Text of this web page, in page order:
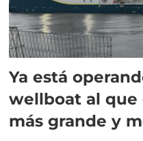
Ya está
wellboat al que
más grande y